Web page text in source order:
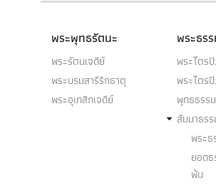
พระพุทธรัตนะ
พระรัตนเจดีย์
พระบรมสารีริกธาตุ
พระอุเทสิกเจดีย์
พระธร
พระไตร
พระไตร
พุทธธรร
สัมมาธร
พระ
ยอด
พ้น